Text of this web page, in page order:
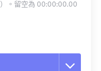
）。留空為 00:00:00.00